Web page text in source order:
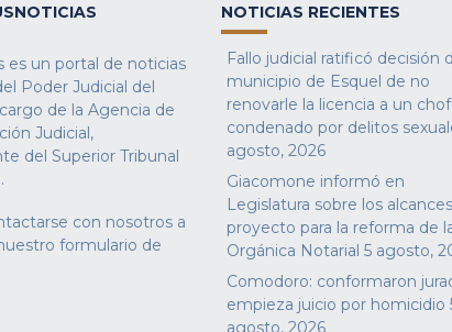
es un portal de noticias
Poder Judicial del
de la Agencia de
Judicial,
del Superior Tribunal
con nosotros a
formulario de
NOTICIAS RECIENTES
Fallo judicial ratificó decisión
municipio de Esquel de no
renovarle la licencia a un
condenado por delitos
agosto, 2026
Giacomone informó en
Legislatura sobre los
proyecto para la reforma de
Orgánica Notarial 5 agosto,
Comodoro: conformaron
empieza juicio por homicidio
agosto, 2026